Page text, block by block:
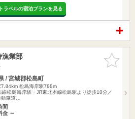
ラベルの宿泊プランを見る
お気に入
りに追加
業部
/ 宮城郡松島町
7.84km 松島海岸駅788m
線松島海岸駅・JR東北本線松島駅より徒歩10分／
動車道…
間
金 ～